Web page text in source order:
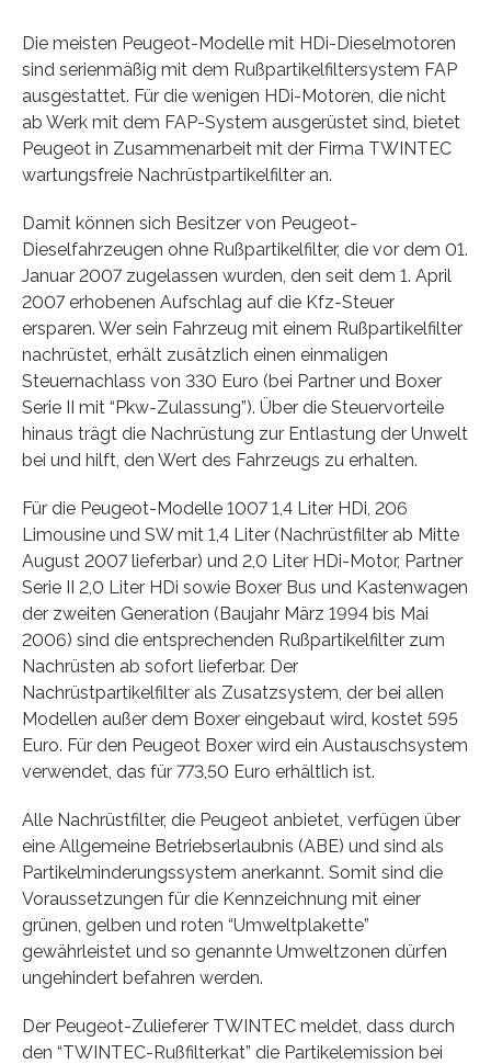
Die meisten Peugeot-Modelle mit HDi-Dieselmotoren
sind serienmäßig mit dem Rußpartikelfiltersystem FAP
ausgestattet. Für die wenigen HDi-Motoren, die nicht
ab Werk mit dem FAP-System ausgerüstet sind, bietet
Peugeot in Zusammenarbeit mit der Firma TWINTEC
wartungsfreie Nachrüstpartikelfilter an.
Damit können sich Besitzer von Peugeot-
Dieselfahrzeugen ohne Rußpartikelfilter, die vor dem 01.
Januar 2007 zugelassen wurden, den seit dem 1. April
2007 erhobenen Aufschlag auf die Kfz-Steuer
ersparen. Wer sein Fahrzeug mit einem Rußpartikelfilter
nachrüstet, erhält zusätzlich einen einmaligen
Steuernachlass von 330 Euro (bei Partner und Boxer
Serie II mit “Pkw-Zulassung”). Über die Steuervorteile
hinaus trägt die Nachrüstung zur Entlastung der Unwelt
bei und hilft, den Wert des Fahrzeugs zu erhalten.
Für die Peugeot-Modelle 1007 1,4 Liter HDi, 206
Limousine und SW mit 1,4 Liter (Nachrüstfilter ab Mitte
August 2007 lieferbar) und 2,0 Liter HDi-Motor, Partner
Serie II 2,0 Liter HDi sowie Boxer Bus und Kastenwagen
der zweiten Generation (Baujahr März 1994 bis Mai
2006) sind die entsprechenden Rußpartikelfilter zum
Nachrüsten ab sofort lieferbar. Der
Nachrüstpartikelfilter als Zusatzsystem, der bei allen
Modellen außer dem Boxer eingebaut wird, kostet 595
Euro. Für den Peugeot Boxer wird ein Austauschsystem
verwendet, das für 773,50 Euro erhältlich ist.
Alle Nachrüstfilter, die Peugeot anbietet, verfügen über
eine Allgemeine Betriebserlaubnis (ABE) und sind als
Partikelminderungssystem anerkannt. Somit sind die
Voraussetzungen für die Kennzeichnung mit einer
grünen, gelben und roten “Umweltplakette”
gewährleistet und so genannte Umweltzonen dürfen
ungehindert befahren werden.
Der Peugeot-Zulieferer TWINTEC meldet, dass durch
den “TWINTEC-Rußfilterkat” die Partikelemission bei